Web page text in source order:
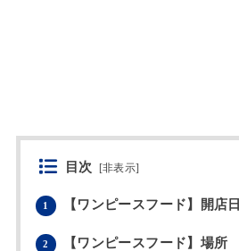
目次 [非表示]
1 【ワンピースフード】開店日
2 【ワンピースフード】場所